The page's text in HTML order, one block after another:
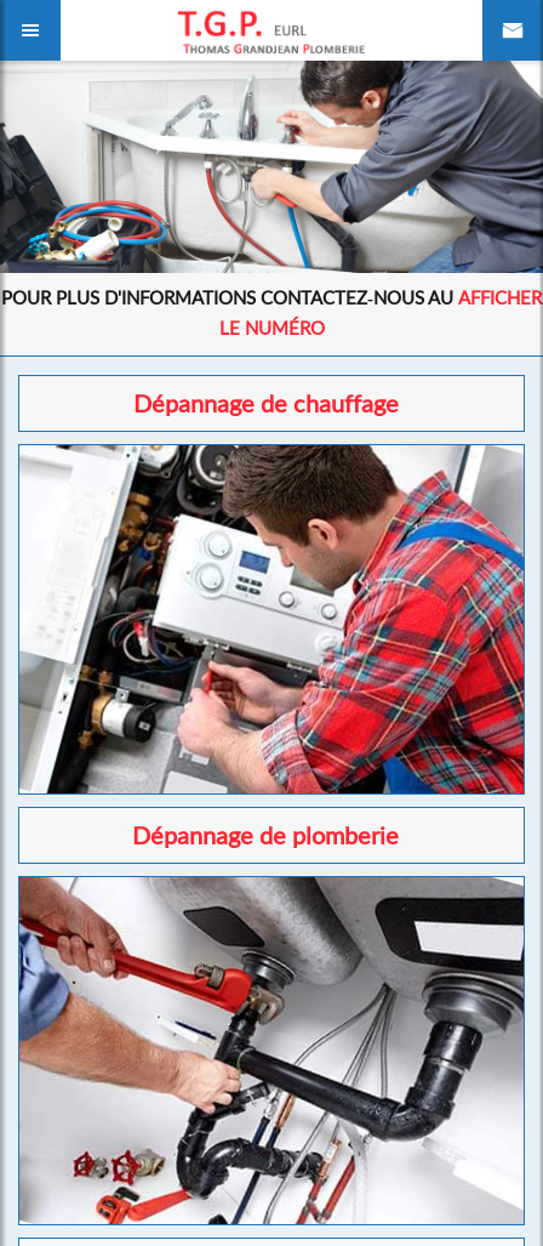
POUR PLUS D'INFORMATIONS CONTACTEZ-NOUS AU AFFICHER
LE NUMÉRO
Dépannage de chauffage
Dépannage de plomberie